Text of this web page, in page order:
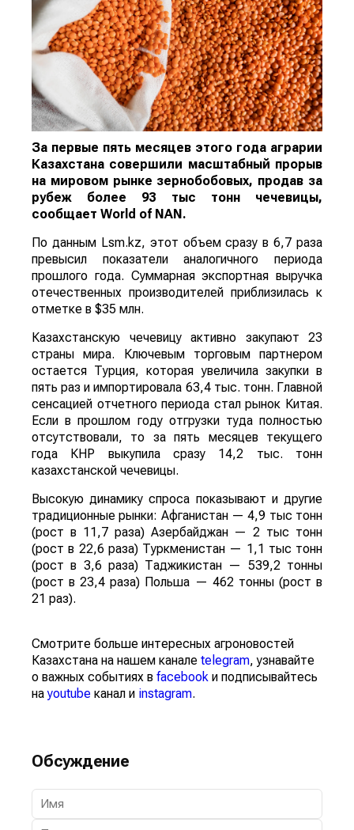
За первые пять месяцев этого года аграрии
Казахстана совершили масштабный прорыв
на мировом рынке зернобобовых, продав за
рубеж более 93 тыс тонн чечевицы,
сообщает World of NAN .
По данным Lsm.kz, этот объем сразу в 6,7 раза
превысил показатели аналогичного периода
прошлого года. Суммарная экспортная выручка
отечественных производителей приблизилась к
отметке в $35 млн.
Казахстанскую чечевицу активно закупают 23
страны мира. Ключевым торговым партнером
остается Турция, которая увеличила закупки в
пять раз и импортировала 63,4 тыс. тонн. Главной
сенсацией отчетного периода стал рынок Китая.
Если в прошлом году отгрузки туда полностью
отсутствовали, то за пять месяцев текущего
года КНР выкупила сразу 14,2 тыс. тонн
казахстанской чечевицы.
Высокую динамику спроса показывают и другие
традиционные рынки: Афганистан — 4,9 тыс тонн
(рост в 11,7 раза) Азербайджан — 2 тыс тонн
(рост в 22,6 раза) Туркменистан — 1,1 тыс тонн
(рост в 3,6 раза) Таджикистан — 539,2 тонны
(рост в 23,4 раза) Польша — 462 тонны (рост в
21 раз).
Смотрите больше интересных агроновостей
Казахстана на нашем канале telegram, узнавайте
о важных событиях в facebook и подписывайтесь
наyoutube канал и instagram.
Обсуждение